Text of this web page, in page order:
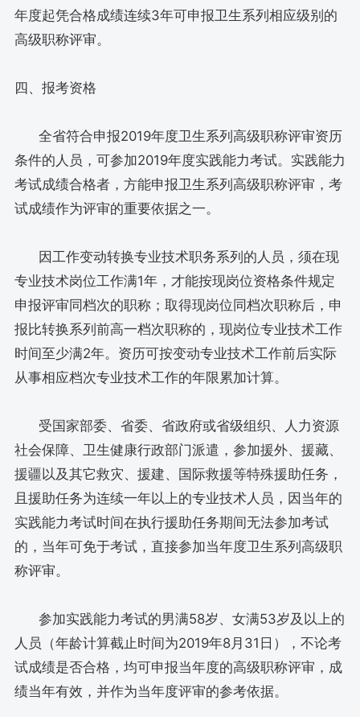
年度起凭合格成绩连续3年可申报卫生系列相应级别的
高级职称评审。
四、报考资格
全省符合申报2019年度卫生系列高级职称评审资历
条件的人员，可参加2019年度实践能力考试。实践能力
考试成绩合格者，方能申报卫生系列高级职称评审，考
试成绩作为评审的重要依据之一。
因工作变动转换专业技术职务系列的人员，须在现
专业技术岗位工作满1年，才能按现岗位资格条件规定
申报评审同档次的职称；取得现岗位同档次职称后，申
报比转换系列前高一档次职称的，现岗位专业技术工作
时间至少满2年。资历可按变动专业技术工作前后实际
从事相应档次专业技术工作的年限累加计算。
受国家部委、省委、省政府或省级组织、人力资源
社会保障、卫生健康行政部门派遣，参加援外、援藏、
援疆以及其它救灾、援建、国际救援等特殊援助任务，
且援助任务为连续一年以上的专业技术人员，因当年的
实践能力考试时间在执行援助任务期间无法参加考试
的，当年可免于考试，直接参加当年度卫生系列高级职
称评审。
参加实践能力考试的男满58岁、女满53岁及以上的
人员（年龄计算截止时间为2019年8月31日），不论考
试成绩是否合格，均可申报当年度的高级职称评审，成
绩当年有效，并作为当年度评审的参考依据。